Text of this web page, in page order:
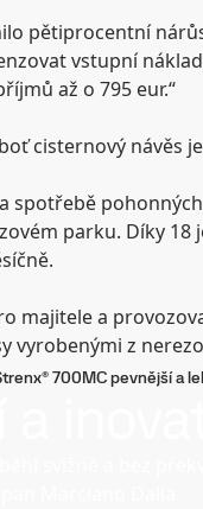
pětiprocentní
vstupní
až o 795 eur.“
cisternový návěs
spotřebě
parku. Díky
majitele a
vyrobenými z
700MC pevnější a